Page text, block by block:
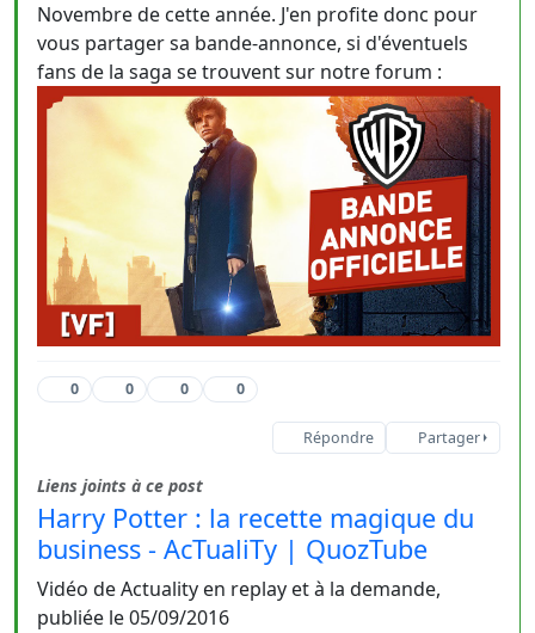
Novembre de cette année. J'en profite donc pour
vous partager sa bande-annonce, si d'éventuels
fans de la saga se trouvent sur notre forum :
0 0 0 0
Répondre Partager
Liens joints à ce post
Harry Potter : la recette magique du
business - AcTualiTy | QuozTube
Vidéo de Actuality en replay et à la demande,
publiée le 05/09/2016